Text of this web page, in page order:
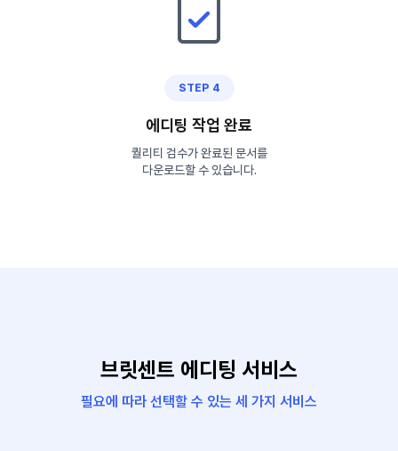
STEP 4
에디팅 작업 완료
퀄리티 검수가 완료된 문서를
다운로드할 수 있습니다.
브릿센트 에디팅 서비스
필요에 따라 선택할 수 있는 세 가지 서비스